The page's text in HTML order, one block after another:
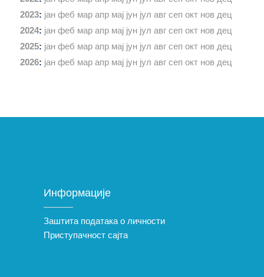
2023: јан феб мар апр мај јун јул авг сеп окт нов дец
2024: јан феб мар апр мај јун јул авг сеп окт нов дец
2025: јан феб мар апр мај јун јул авг сеп окт нов дец
2026: јан феб мар апр мај јун јул авг сеп окт нов дец
Информације
Заштита података о личности
Приступачност сајта